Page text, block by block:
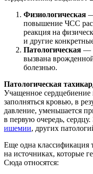
Физиологическая
повышение ЧСС
реакция на
и другие
Патологическая —
вызвана
болезнью.
Патологическая
Учащенное
заполняться кровью, в
давление, уменьшается
в первую очередь,
ишемии, других
Еще одна классификация
на источниках, которые
Сюда относятся: